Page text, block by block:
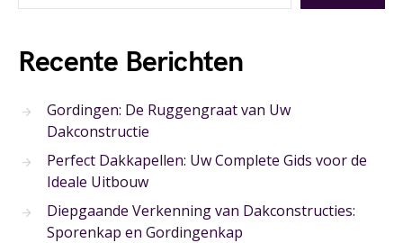
Recente Berichten
Gordingen: De Ruggengraat van Uw
Dakconstructie
Perfect Dakkapellen: Uw Complete Gids voor de
Ideale Uitbouw
Diepgaande Verkenning van Dakconstructies:
Sporenkap en Gordingenkap